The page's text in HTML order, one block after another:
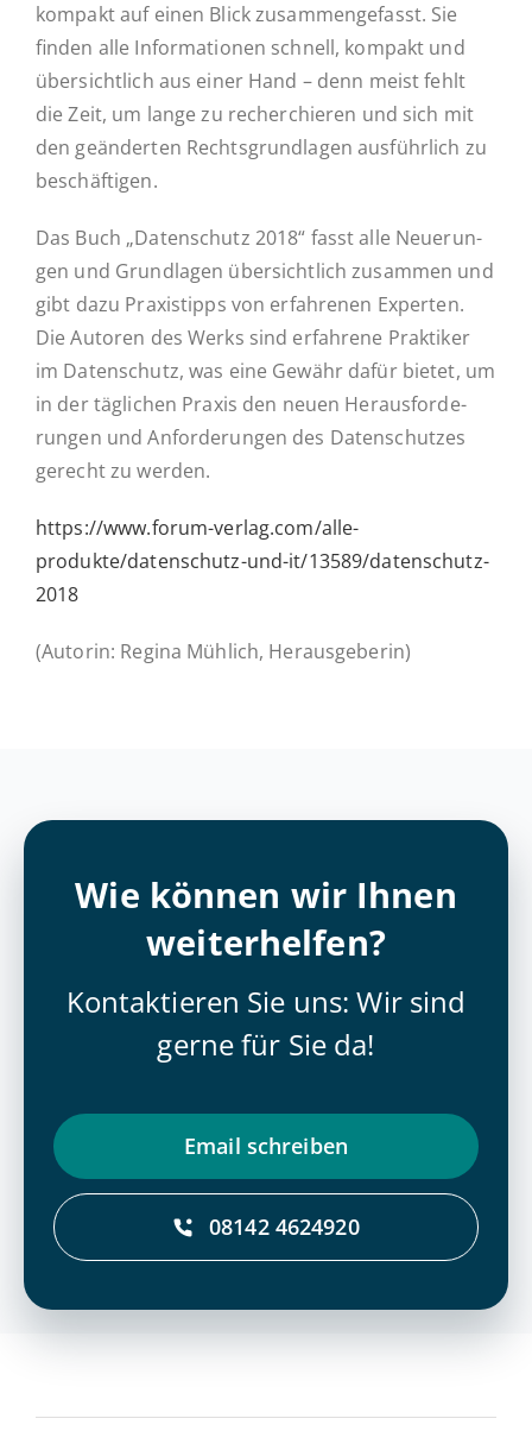
kompakt auf einen Blick zu­sam­men­ge­fasst. Sie
finden alle In­for­ma­tio­nen schnell, kompakt und
über­sicht­lich aus einer Hand – denn meist fehlt
die Zeit, um lange zu re­cher­chie­ren und sich mit
den ge­än­der­ten Rechts­grund­la­gen aus­führ­lich zu
beschäftigen.
Das Buch „Daten­schutz 2018“ fasst alle Neue­run­
gen und Grund­la­gen über­sicht­lich zu­sam­men und
gibt dazu Pra­xis­tipps von er­fah­re­nen Ex­per­ten.
Die Autoren des Werks sind er­fah­re­ne Prak­ti­ker
im Daten­schutz, was eine Gewähr dafür bietet, um
in der täg­li­chen Praxis den neuen Her­aus­for­de­
run­gen und An­for­de­run­gen des Da­ten­schut­zes
gerecht zu werden.
https://www.forum-verlag.com/alle-
produkte/datenschutz-und-it/13589/datenschutz-
2018
(Autorin: Regina Mühlich, Herausgeberin)
Wie können wir Ihnen
weiterhelfen?
Kontaktieren Sie uns: Wir sind
gerne für Sie da!
Email schrei­ben
08142 4624920